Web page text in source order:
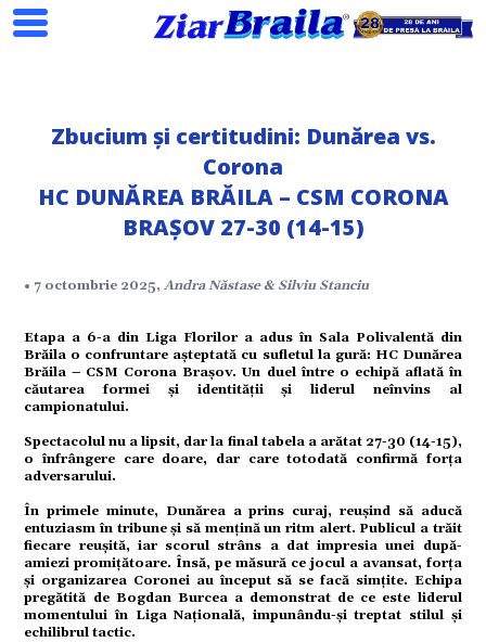
Search
Zbucium și certitudini: Dunărea vs.
Corona
HC DUNĂREA BRĂILA – CSM CORONA
BRAȘOV 27-30 (14-15)
• 7 octombrie 2025,Andra Năstase & Silviu Stanciu
Etapa a 6-a din Liga Florilor a adus în Sala Polivalentă din
Brăila o confruntare așteptată cu sufletul la gură: HC Dunărea
Brăila – CSM Corona Brașov. Un duel între o echipă aflată în
căutarea formei și identității și liderul neînvins al
campionatului.
Spectacolul nu a lipsit, dar la final tabela a arătat 27-30 (14-15),
o înfrângere care doare, dar care totodată confirmă forța
adversarului.
În primele minute, Dunărea a prins curaj, reușind să aducă
entuziasm în tribune și să mențină un ritm alert. Publicul a trăit
fiecare reușită, iar scorul strâns a dat impresia unei după-
amiezi promițătoare. Însă, pe măsură ce jocul a avansat, forța
și organizarea Coronei au început să se facă simțite. Echipa
pregătită de Bogdan Burcea a demonstrat de ce este liderul
momentului în Liga Națională, impunându-și treptat stilul și
echilibrul tactic.